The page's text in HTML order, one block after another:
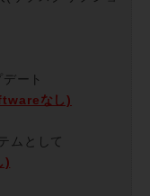
ート
なし)
ムとして
)